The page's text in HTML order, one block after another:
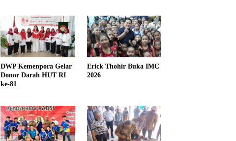
DWP Kemenpora Gelar
Donor Darah HUT RI
ke-81
Erick Thohir Buka IMC
2026